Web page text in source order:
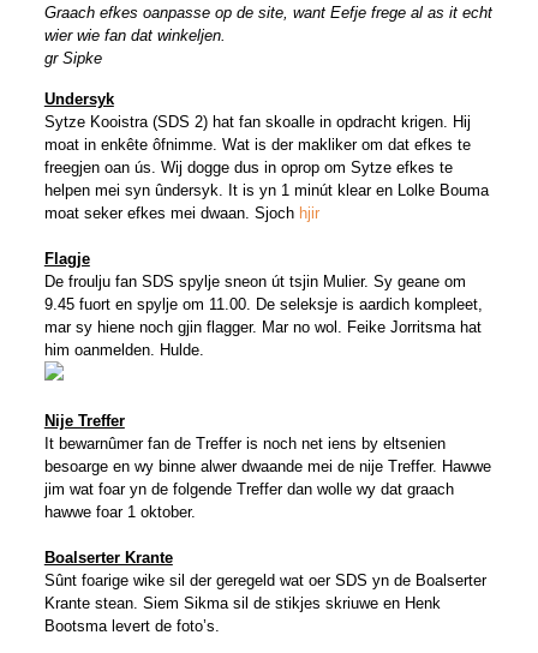
Graach efkes oanpasse op de site, want Eefje frege al as it echt
wier wie fan dat winkeljen.
gr Sipke
Undersyk
Sytze Kooistra (SDS 2) hat fan skoalle in opdracht krigen. Hij
moat in enkête ôfnimme. Wat is der makliker om dat efkes te
freegjen oan ús. Wij dogge dus in oprop om Sytze efkes te
helpen mei syn ûndersyk. It is yn 1 minút klear en Lolke Bouma
moat seker efkes mei dwaan. Sjoch hjir
Flagje
De froulju fan SDS spylje sneon út tsjin Mulier. Sy geane om
9.45 fuort en spylje om 11.00. De seleksje is aardich kompleet,
mar sy hiene noch gjin flagger. Mar no wol. Feike Jorritsma hat
him oanmelden. Hulde.
Nije Treffer
It bewarnûmer fan de Treffer is noch net iens by eltsenien
besoarge en wy binne alwer dwaande mei de nije Treffer. Hawwe
jim wat foar yn de folgende Treffer dan wolle wy dat graach
hawwe foar 1 oktober.
Boalserter Krante
Sûnt foarige wike sil der geregeld wat oer SDS yn de Boalserter
Krante stean. Siem Sikma sil de stikjes skriuwe en Henk
Bootsma levert de foto’s.